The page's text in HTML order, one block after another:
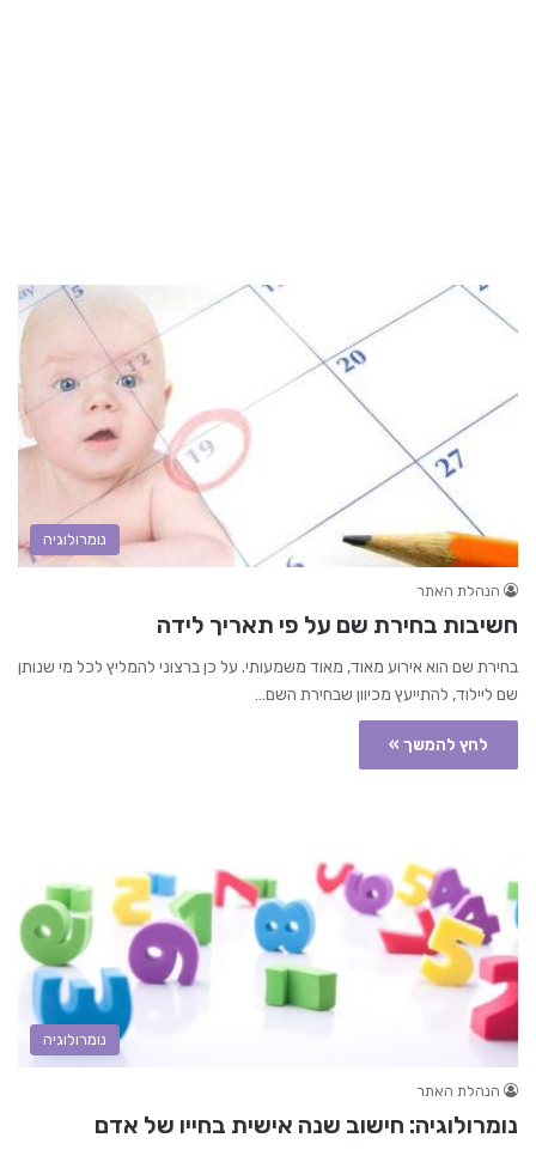
נומרולוגיה
הנהלת האתר
חשיבות בחירת שם על פי תאריך לידה
בחירת שם הוא אירוע מאוד, מאוד משמעותי. על כן ברצוני להמליץ לכל מי שנותן
שם ליילוד, להתייעץ מכיוון שבחירת השם…
לחץ להמשך »
נומרולוגיה
הנהלת האתר
נומרולוגיה: חישוב שנה אישית בחייו של אדם